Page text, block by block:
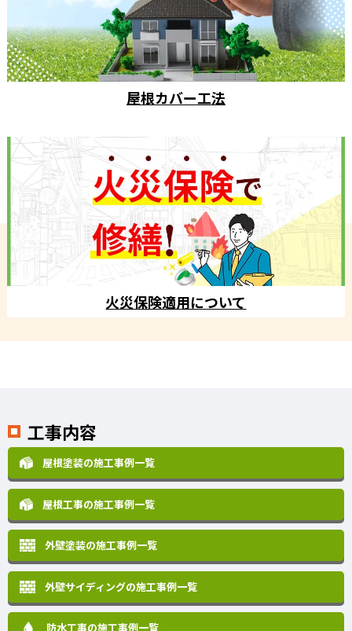
屋根カバー工法
火災保険適用について
工事内容
屋根塗装の施工事例一覧
屋根工事の施工事例一覧
外壁塗装の施工事例一覧
外壁サイディングの施工事例一覧
防水工事の施工事例一覧